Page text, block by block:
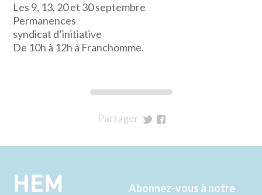
Les 9, 13, 20 et 30 septembre
Permanences
syndicat d’initiative
De 10h à 12h à Franchomme.
Partager
Twitter
Facebook
HEM
Abonnez-vous à notre